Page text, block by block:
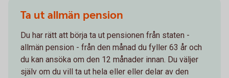
Ta ut allmän pension
Du har rätt att börja ta ut pensionen från staten -
allmän pension - från den månad du fyller 63 år och
du kan ansöka om den 12 månader innan. Du väljer
själv om du vill ta ut hela eller eller delar av den